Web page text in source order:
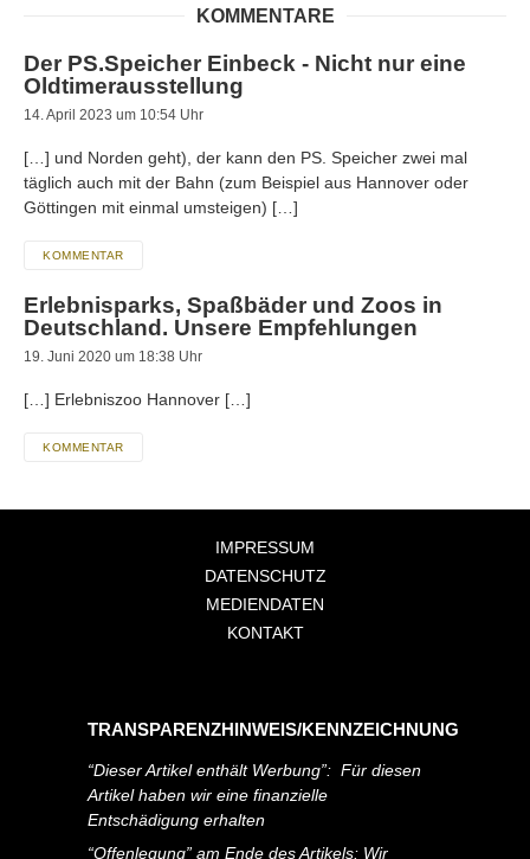
KOMMENTARE
Der PS.Speicher Einbeck - Nicht nur eine
Oldtimerausstellung
14. April 2023 um 10:54 Uhr
[…] und Norden geht), der kann den PS. Speicher zwei mal
täglich auch mit der Bahn (zum Beispiel aus Hannover oder
Göttingen mit einmal umsteigen) […]
KOMMENTAR
Erlebnisparks, Spaßbäder und Zoos in
Deutschland. Unsere Empfehlungen
19. Juni 2020 um 18:38 Uhr
[…] Erlebniszoo Hannover […]
KOMMENTAR
IMPRESSUM
DATENSCHUTZ
MEDIENDATEN
KONTAKT
TRANSPARENZHINWEIS/KENNZEICHNUNG
“Dieser Artikel enthält Werbung”: Für diesen
Artikel haben wir eine finanzielle
Entschädigung erhalten
“Offenlegung” am Ende des Artikels: Wir